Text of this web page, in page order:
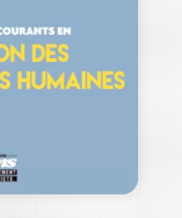
(2024),
Recherche
du contrôle…